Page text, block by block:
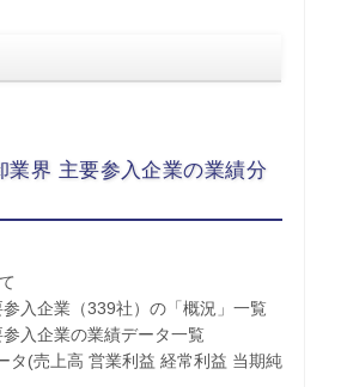
界 主要参入企業の業績分
入企業（339社）の「概況」一覧
入企業の業績データ一覧
(売上高 営業利益 経常利益 当期純